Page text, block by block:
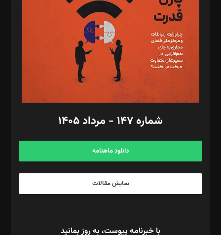
رستمی،مصطفی باستان
ویرایش: نگار استاد‌‌آقا
طراح یونیفرم: مجید توکلی
فیلمبرداری و عکاسی: امیر شفیعی، مانی لطفی زاده
گرافیک و صفحه‌آرایی: سید‌سبحان‌علی ثابت
مد‌یر توسعه تجاری: کامبیز برید‌
امور مالی: شاپور رهبری، محمد‌ کاظمی‌نیا
آگهی و مشترکین: ۰۹۱۹۹۹۹۰۴۵۴
شماره ۱۴۷ - مرداد ۱۴۰۵
دانلود ماهنامه
نمایش مقالات
با خبرنامه پیوست، به روز بمانید